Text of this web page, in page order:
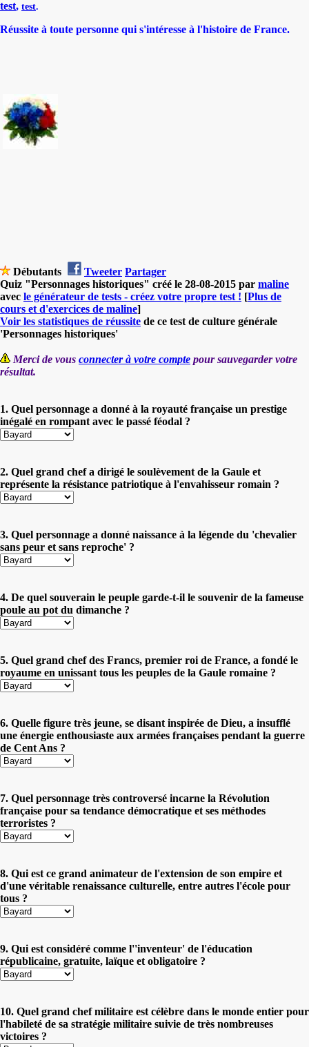
test, test.
Réussite à toute personne qui s'intéresse à l'histoire de France.
Débutants Tweeter Partager
Quiz "Personnages historiques" créé le 28-08-2015 par maline
avec le générateur de tests - créez votre propre test ! [Plus de
cours et d'exercices de maline]
Voir les statistiques de réussite de ce test de culture générale
'Personnages historiques'
Merci de vous connecter à votre compte pour sauvegarder votre
résultat.
1. Quel personnage a donné à la royauté française un prestige
inégalé en rompant avec le passé féodal ?
2. Quel grand chef a dirigé le soulèvement de la Gaule et
représente la résistance patriotique à l'envahisseur romain ?
3. Quel personnage a donné naissance à la légende du 'chevalier
sans peur et sans reproche' ?
4. De quel souverain le peuple garde-t-il le souvenir de la fameuse
poule au pot du dimanche ?
5. Quel grand chef des Francs, premier roi de France, a fondé le
royaume en unissant tous les peuples de la Gaule romaine ?
6. Quelle figure très jeune, se disant inspirée de Dieu, a insufflé
une énergie enthousiaste aux armées françaises pendant la guerre
de Cent Ans ?
7. Quel personnage très controversé incarne la Révolution
française pour sa tendance démocratique et ses méthodes
terroristes ?
8. Qui est ce grand animateur de l'extension de son empire et
d'une véritable renaissance culturelle, entre autres l'école pour
tous ?
9. Qui est considéré comme l''inventeur' de l'éducation
républicaine, gratuite, laïque et obligatoire ?
10. Quel grand chef militaire est célèbre dans le monde entier pour
l'habileté de sa stratégie militaire suivie de très nombreuses
victoires ?